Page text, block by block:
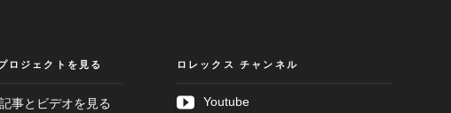
ロジェクトを見る
事とビデオを見る
ロレックス チャンネル
Youtube